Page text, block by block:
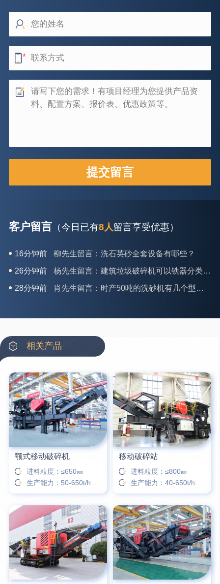
客户留言 （今日已有8人留言享受优惠）
26分钟前 杨先生留言：建筑垃圾破碎机可以铁器分类吗？
28分钟前 肖先生留言：时产50吨的洗砂机有几个型号？
31分钟前 马女士留言：我想咨询一条生产线，你们能做吗？
42分钟前 蒋先生留言：硬岩颚式破碎机带不带电机？
3分钟前 王先生留言：水泥厂熟料能破碎吗？推荐用什么机器？
6分钟前 姚女士留言：这款破碎机一小时产能多大？是用电的还是燃油的？
12分钟前 宋先生留言：50吨左右的制砂机大概什么价位？
16分钟前 柳先生留言：洗石英砂全套设备有哪些？
相关产品
颚式移动破碎机
进料粒度：≤650㎜
生产能力：50-650t/h
移动破碎站
进料粒度：≤800㎜
生产能力：40-650t/h